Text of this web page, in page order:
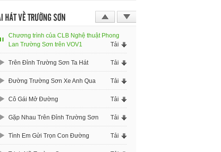
HÁT VỀ TRƯỜNG SƠN
Chương trình của CLB Nghệ thuật Phong
Lan Trường Sơn trên VOV1
Tải
Trên Đỉnh Trường Sơn Ta Hát Tải
Đường Trường Sơn Xe Anh Qua Tải
Cô Gái Mở Đường Tải
Gặp Nhau Trên Đỉnh Trường Sơn Tải
Tình Em Gửi Trọn Con Đường Tải